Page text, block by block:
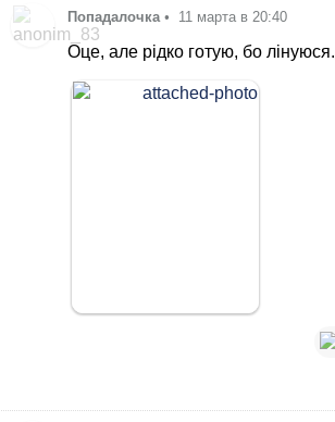
Попадалочка • 11 марта в 20:40
Оце, але рідко готую, бо лінуюся.